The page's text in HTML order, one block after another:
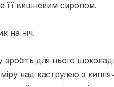
її вишневим сиропом.
на ніч.
для нього
над каструлею з